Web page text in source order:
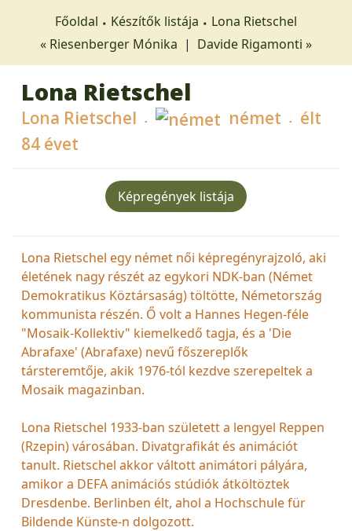
Főoldal Készítők listája
Lona Rietschel
« Riesenberger Mónika | Davide Rigamonti »
Lona Rietschel
Lona Rietschel német
élt
84 évet
Képregények listája
Lona Rietschel egy német női képregényrajzoló, aki
életének nagy részét az egykori NDK-ban (Német
Demokratikus Köztársaság) töltötte, Németország
kommunista részén. Ő volt a Hannes Hegen-féle
"Mosaik-Kollektiv" kiemelkedő tagja, és a 'Die
Abrafaxe' (Abrafaxe) nevű főszereplők
társteremtője, akik 1976-tól kezdve szerepeltek a
Mosaik magazinban.
Lona Rietschel 1933-ban született a lengyel Reppen
(Rzepin) városában. Divatgrafikát és animációt
tanult. Rietschel akkor váltott animátori pályára,
amikor a DEFA animációs stúdiók átköltöztek
Dresdenbe. Berlinben élt, ahol a Hochschule für
Bildende Künste-n dolgozott.